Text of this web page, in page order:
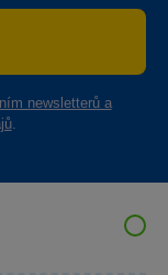
newsletterů a
.